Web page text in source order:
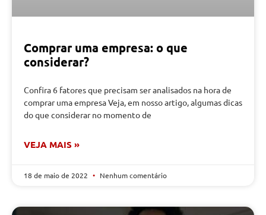
Comprar uma empresa: o que
considerar?
Confira 6 fatores que precisam ser analisados na hora de
comprar uma empresa Veja, em nosso artigo, algumas dicas
do que considerar no momento de
VEJA MAIS »
18 de maio de 2022 Nenhum comentário